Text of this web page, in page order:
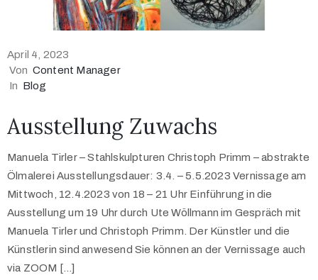
April 4, 2023
Von Content Manager
In Blog
Ausstellung Zuwachs
Manuela Tirler – Stahlskulpturen Christoph Primm – abstrakte
Ölmalerei Ausstellungsdauer: 3.4. – 5.5.2023 Vernissage am
Mittwoch, 12.4.2023 von 18 – 21 Uhr Einführung in die
Ausstellung um 19 Uhr durch Ute Wöllmann im Gespräch mit
Manuela Tirler und Christoph Primm. Der Künstler und die
Künstlerin sind anwesend Sie können an der Vernissage auch
via ZOOM […]